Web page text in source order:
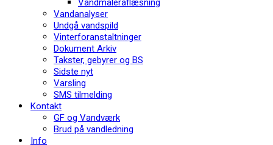
Vandmåleraflæsning
Vandanalyser
Undgå vandspild
Vinterforanstaltninger
Dokument Arkiv
Takster, gebyrer og BS
Sidste nyt
Varsling
SMS tilmelding
Kontakt
GF og Vandværk
Brud på vandledning
Info